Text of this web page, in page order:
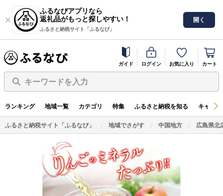
ふるなびアプリなら
返礼品がもっと探しやすい！
ふるさと納税サイト「ふるなび」
開く
ガイド ログイン お気に入り カート
キーワードを入力
ランキング 地域一覧 カテゴリ 特集 ふるさと納税を知る キャン
ふるさと納税サイト「ふるなび」 地域でさがす 中国地方 広島県北